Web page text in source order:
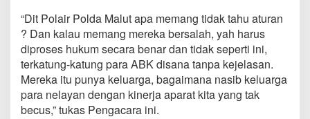
r
p
r
i
k
e
m
“Dit Polair Polda Malut apa memang tidak tahu aturan
? Dan kalau memang mereka bersalah, yah harus
diproses hukum secara benar dan tidak seperti ini,
terkatung-katung para ABK disana tanpa kejelasan.
Mereka itu punya keluarga, bagaimana nasib keluarga
para nelayan dengan kinerja aparat kita yang tak
becus,” tukas Pengacara ini.